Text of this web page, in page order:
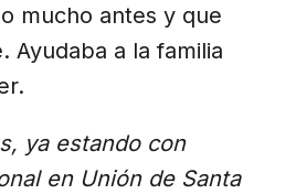
mucho antes y que
Ayudaba a la familia
ya estando con
en Unión de Santa